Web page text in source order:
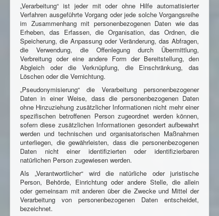
„Verarbeitung“ ist jeder mit oder ohne Hilfe automatisierter
Verfahren ausgeführte Vorgang oder jede solche Vorgangsreihe
im Zusammenhang mit personenbezogenen Daten wie das
Erheben, das Erfassen, die Organisation, das Ordnen, die
Speicherung, die Anpassung oder Veränderung, das Abfragen,
die Verwendung, die Offenlegung durch Übermittlung,
Verbreitung oder eine andere Form der Bereitstellung, den
Abgleich oder die Verknüpfung, die Einschränkung, das
Löschen oder die Vernichtung.
„Pseudonymisierung“ die Verarbeitung personenbezogener
Daten in einer Weise, dass die personenbezogenen Daten
ohne Hinzuziehung zusätzlicher Informationen nicht mehr einer
spezifischen betroffenen Person zugeordnet werden können,
sofern diese zusätzlichen Informationen gesondert aufbewahrt
werden und technischen und organisatorischen Maßnahmen
unterliegen, die gewährleisten, dass die personenbezogenen
Daten nicht einer identifizierten oder identifizierbaren
natürlichen Person zugewiesen werden.
Als „Verantwortlicher“ wird die natürliche oder juristische
Person, Behörde, Einrichtung oder andere Stelle, die allein
oder gemeinsam mit anderen über die Zwecke und Mittel der
Verarbeitung von personenbezogenen Daten entscheidet,
bezeichnet.